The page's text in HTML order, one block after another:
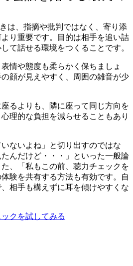
は、指摘や批判ではなく、寄り添
り重要です。目的は相手を追い詰
て話せる環境をつくることです。
情や態度も柔らかく保ちましょ
顔が見えやすく、周囲の雑音が少
るよりも、隣に座って同じ方向を
理的な負担を減らせることもあり
ないよね」と切り出すのではな
んだけど・・・」といった一般論
、「私もこの前、聴力チェックを
験を共有する方法も有効です。自
相手も構えずに耳を傾けやすくな
クを試してみる